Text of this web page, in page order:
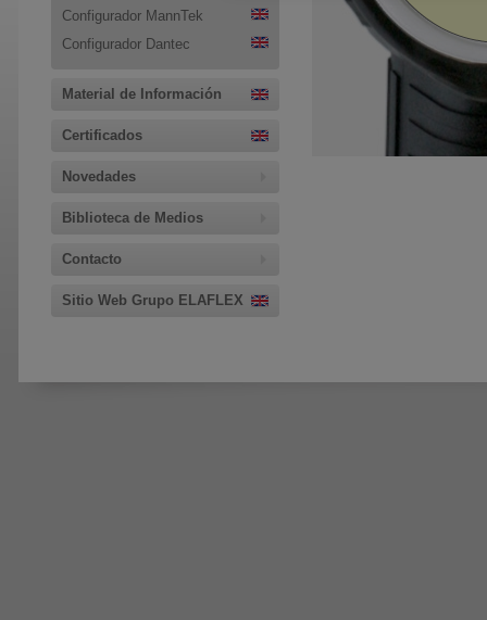
Configurador MannTek
Configurador Dantec
Material de Información
Certificados
Novedades
Biblioteca de Medios
Contacto
Sitio Web Grupo ELAFLEX